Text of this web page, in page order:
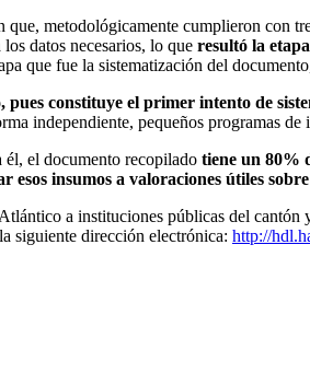
metodológicamente cumplieron con
datos necesarios, lo que resultó la
que fue la sistematización del
pues constituye el primer intento de
independiente, pequeños programas
él, el documento recopilado tiene un 80%
esos insumos a valoraciones útiles
a instituciones públicas del cantón
siguiente dirección electrónica: http://